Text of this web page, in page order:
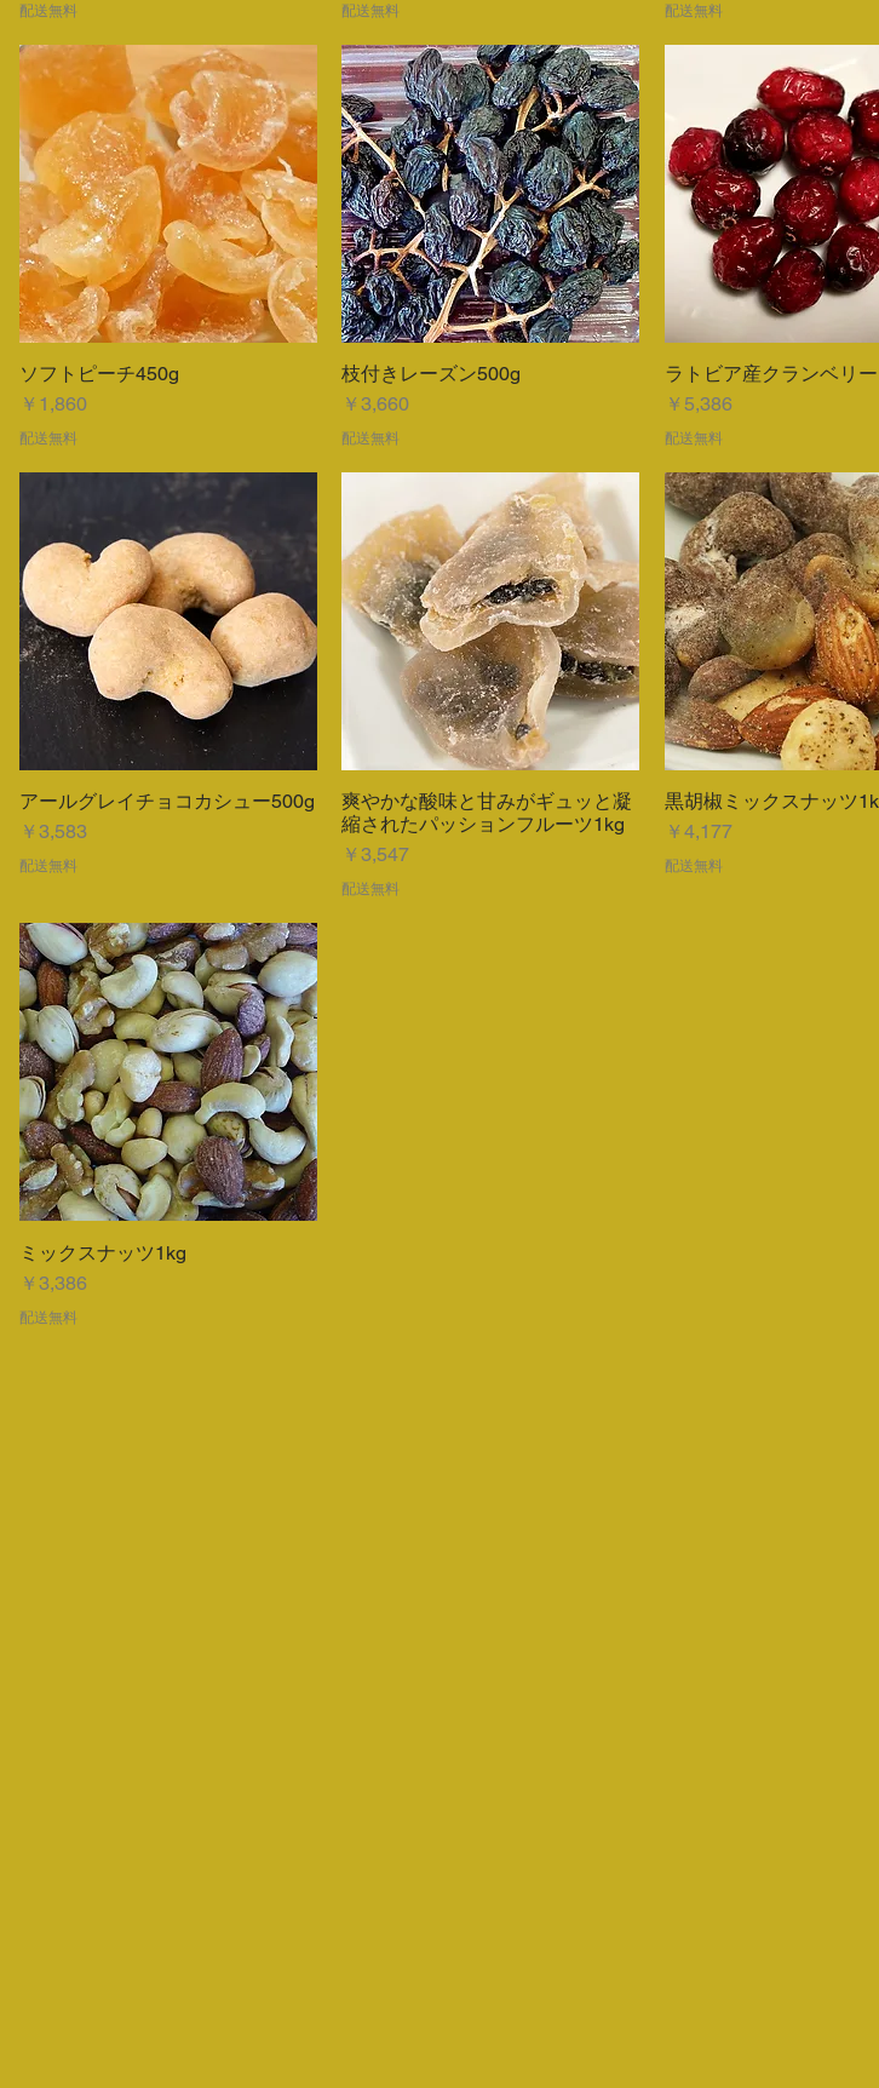
配送無料 配送無料 配送無料
クイックビュー
ソフトピーチ450g
価格
￥1,860
配送無料
クイックビュー
枝付きレーズン500g
価格
￥3,660
配送無料
クイックビュー
ラトビア産クランベリー
価格
￥5,386
配送無料
クイックビュー
アールグレイチョコカシュー500g
価格
￥3,583
配送無料
クイックビュー
爽やかな酸味と甘みがギュッと凝
縮されたパッションフルーツ1kg
価格
￥3,547
配送無料
クイックビュー
黒胡椒ミックスナッツ
価格
￥4,177
配送無料
クイックビュー
ミックスナッツ1kg
価格
￥3,386
配送無料